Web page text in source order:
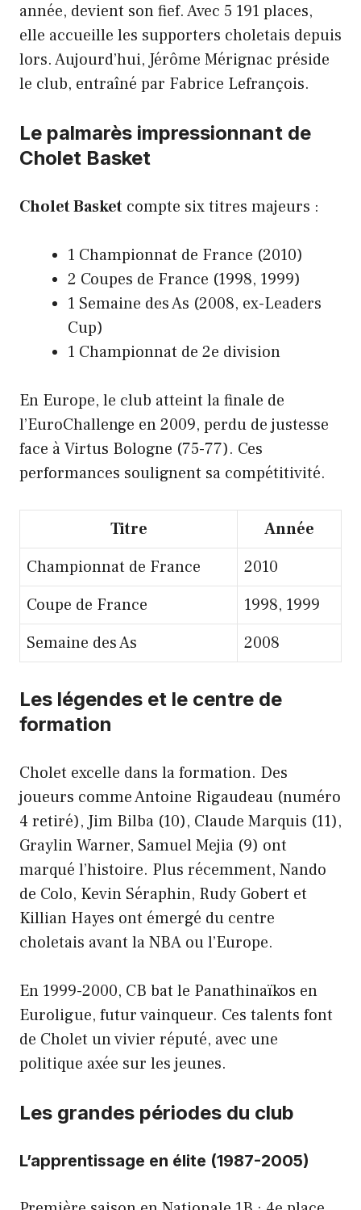
année, devient son fief. Avec 5 191 places,
elle accueille les supporters choletais depuis
lors. Aujourd’hui, Jérôme Mérignac préside
le club, entraîné par Fabrice Lefrançois.
Le palmarès impressionnant de
Cholet Basket
Cholet Basket compte six titres majeurs :
1 Championnat de France (2010)
2 Coupes de France (1998, 1999)
1 Semaine des As (2008, ex-Leaders
Cup)
1 Championnat de 2e division
En Europe, le club atteint la finale de
l’EuroChallenge en 2009, perdu de justesse
face à Virtus Bologne (75-77). Ces
performances soulignent sa compétitivité.
Titre
Année
Championnat de France
2010
Coupe de France
1998, 1999
Semaine des As
2008
Les légendes et le centre de
formation
Cholet excelle dans la formation. Des
joueurs comme Antoine Rigaudeau (numéro
4 retiré), Jim Bilba (10), Claude Marquis (11),
Graylin Warner, Samuel Mejia (9) ont
marqué l’histoire. Plus récemment, Nando
de Colo, Kevin Séraphin, Rudy Gobert et
Killian Hayes ont émergé du centre
choletais avant la NBA ou l’Europe.
En 1999-2000, CB bat le Panathinaïkos en
Euroligue, futur vainqueur. Ces talents font
de Cholet un vivier réputé, avec une
politique axée sur les jeunes.
Les grandes périodes du club
L’apprentissage en élite (1987-2005)